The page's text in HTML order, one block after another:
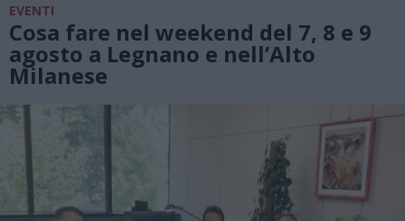
EVENTI
Cosa fare nel weekend del 7, 8 e 9
agosto a Legnano e nell’Alto
Milanese